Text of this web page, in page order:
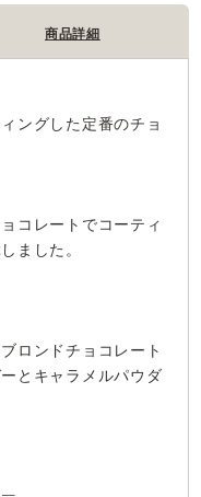
商品詳細
ングした定番のチョ
コレートでコーティ
ました。
ロンドチョコレート
とキャラメルパウダ